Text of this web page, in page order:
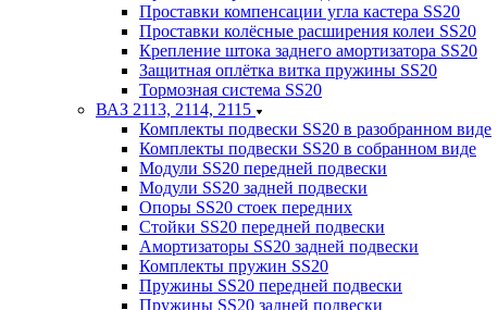
Проставки компенсации угла кастера SS20
Проставки колёсные расширения колеи SS20
Крепление штока заднего амортизатора SS20
Защитная оплётка витка пружины SS20
Тормозная система SS20
ВАЗ 2113, 2114, 2115
Комплекты подвески SS20 в разобранном виде
Комплекты подвески SS20 в собранном виде
Модули SS20 передней подвески
Модули SS20 задней подвески
Опоры SS20 стоек передних
Стойки SS20 передней подвески
Амортизаторы SS20 задней подвески
Комплекты пружин SS20
Пружины SS20 передней подвески
Пружины SS20 задней подвески